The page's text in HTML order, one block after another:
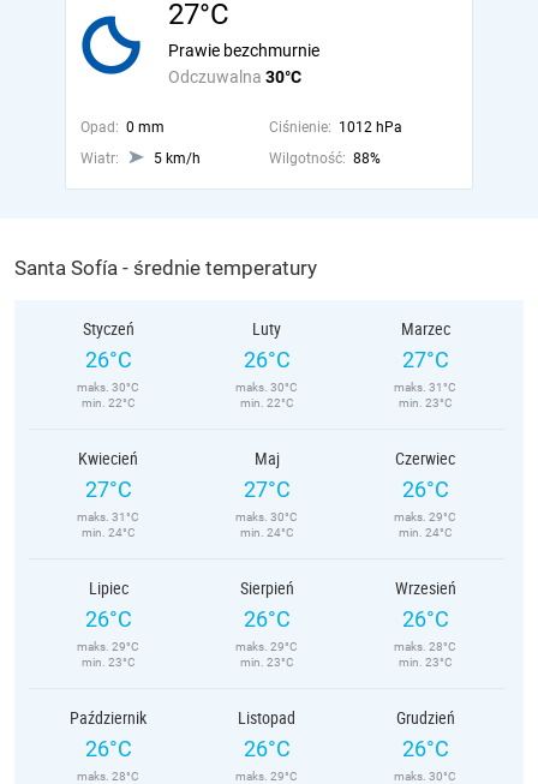
27°C
Odczuwalna 30°C
Prawie bezchmurnie
Opad: 0 mm Ciśnienie: 1012 hPa
Wiatr:
5 km/h Wilgotność: 88%
Santa Sofía - średnie temperatury
Styczeń
26°C
maks. 30°C
min. 22°C
Luty
26°C
maks. 30°C
min. 22°C
Marzec
27°C
maks. 31°C
min. 23°C
Kwiecień
27°C
maks. 31°C
min. 24°C
Maj
27°C
maks. 30°C
min. 24°C
Czerwiec
26°C
maks. 29°C
min. 24°C
Lipiec
26°C
maks. 29°C
min. 23°C
Sierpień
26°C
maks. 29°C
min. 23°C
Wrzesień
26°C
maks. 28°C
min. 23°C
Październik
26°C
maks. 28°C
Listopad
26°C
maks. 29°C
Grudzień
26°C
maks. 30°C